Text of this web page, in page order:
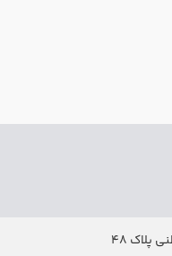
48